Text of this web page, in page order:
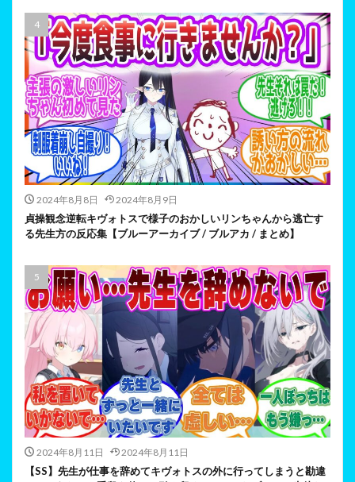
2024年8月8日 2024年8月9日
貞操観念逆転キヴォトスで様子のおかしいリンちゃんから逃亡す
る先生方の反応集【ブルーアーカイブ / ブルアカ / まとめ】
2024年8月11日 2024年8月11日
【SS】先生が仕事を辞めてキヴォトスの外に行ってしまうと勘違